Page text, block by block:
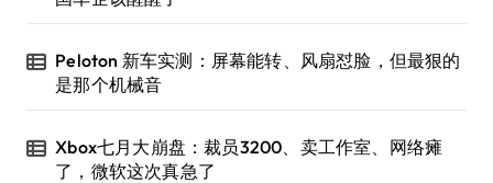
Peloton 新车实测：屏幕能转、风扇怼脸，但最狠的
是那个机械音
Xbox七月大崩盘：裁员3200、卖工作室、网络瘫
了，微软这次真急了